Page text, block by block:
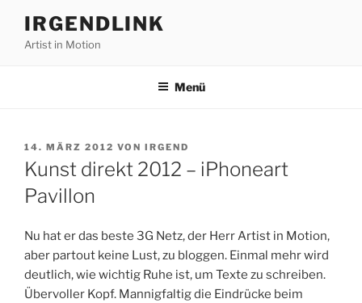
Inhalt
springen
IRGENDLINK
Artist in Motion
Menü
VERÖFFENTLICHT
AM
14. MÄRZ 2012 VON IRGEND
Kunst direkt 2012 – iPhoneart
Pavillon
Nu hat er das beste 3G Netz, der Herr Artist in Motion,
aber partout keine Lust, zu bloggen. Einmal mehr wird
deutlich, wie wichtig Ruhe ist, um Texte zu schreiben.
Übervoller Kopf. Mannigfaltig die Eindrücke beim